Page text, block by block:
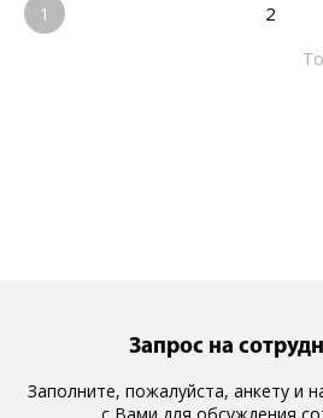
1 2
Запрос на
Заполните, пожалуйста, анкету и